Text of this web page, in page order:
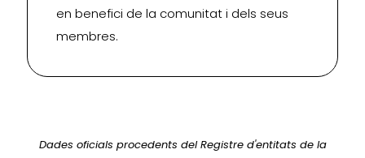
en benefici de la comunitat i dels seus
membres.
Dades oficials procedents del Registre d'entitats de la